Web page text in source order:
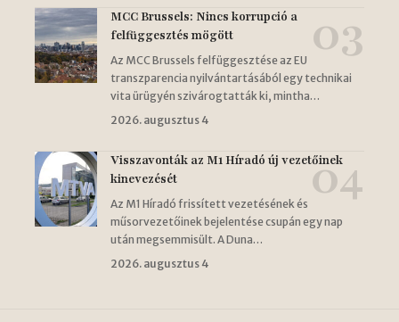
MCC Brussels: Nincs korrupció a
felfüggesztés mögött
Az MCC Brussels felfüggesztése az EU
transzparencia nyilvántartásából egy technikai
vita ürügyén szivárogtatták ki, mintha…
2026. augusztus 4
Visszavonták az M1 Híradó új vezetőinek
kinevezését
Az M1 Híradó frissített vezetésének és
műsorvezetőinek bejelentése csupán egy nap
után megsemmisült. A Duna…
2026. augusztus 4